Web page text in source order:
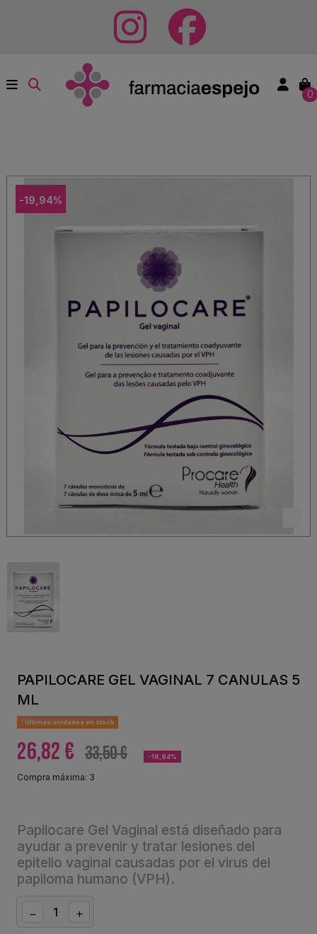
0
-19,94%
PAPILOCARE GEL VAGINAL 7 CANULAS 5
ML
Últimas unidades en stock
26,82 € 33,50 € -19,94%
Compra máxima: 3
Papilocare Gel Vaginal está diseñado para
ayudar a prevenir y tratar lesiones del
epitelio vaginal causadas por el virus del
papiloma humano (VPH).